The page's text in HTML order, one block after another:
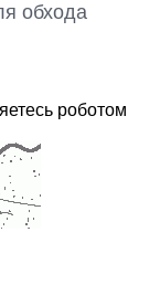
обхода
роботом